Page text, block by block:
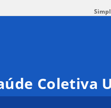
Coletiva